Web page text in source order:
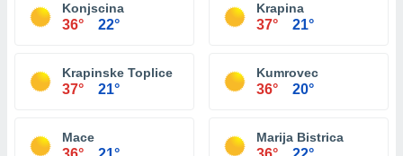
Konjscina
36° 22°
Krapina
37° 21°
Krapinske Toplice
37° 21°
Kumrovec
36° 20°
Mace Marija Bistrica